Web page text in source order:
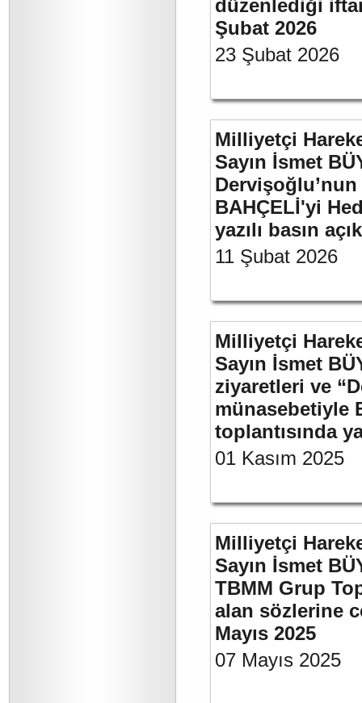
düzenlediği
Şubat 2026
23 Şubat 2026
Milliyetçi
Sayın İsmet
Dervişoğlu’nun
BAHÇELİ'yi
yazılı basın
11 Şubat 2026
Milliyetçi
Sayın İsmet
ziyaretleri ve
münasebetiyle
toplantısında
01 Kasım 2025
Milliyetçi
Sayın İsmet
TBMM Grup
alan sözlerine
Mayıs 2025
07 Mayıs 2025